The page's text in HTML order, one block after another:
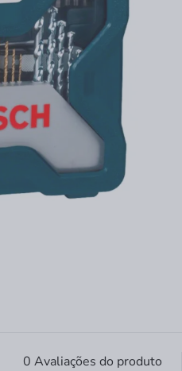
0 Avaliações do produto